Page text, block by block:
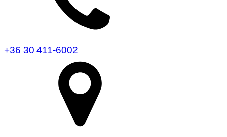
+36 30 411-6002